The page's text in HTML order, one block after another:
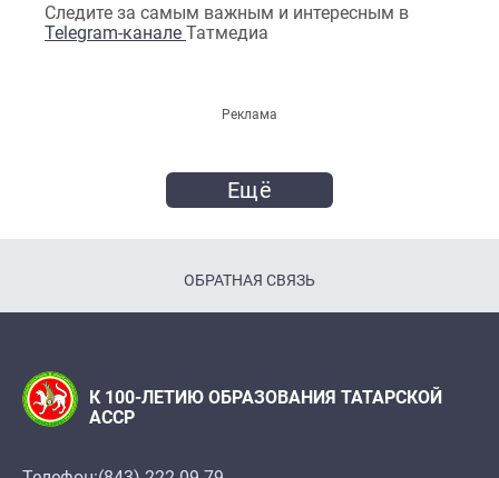
Следите за самым важным и интересным в
Telegram-канале Татмедиа
Реклама
Ещё
ОБРАТНАЯ СВЯЗЬ
К 100-ЛЕТИЮ ОБРАЗОВАНИЯ ТАТАРСКОЙ
АССР